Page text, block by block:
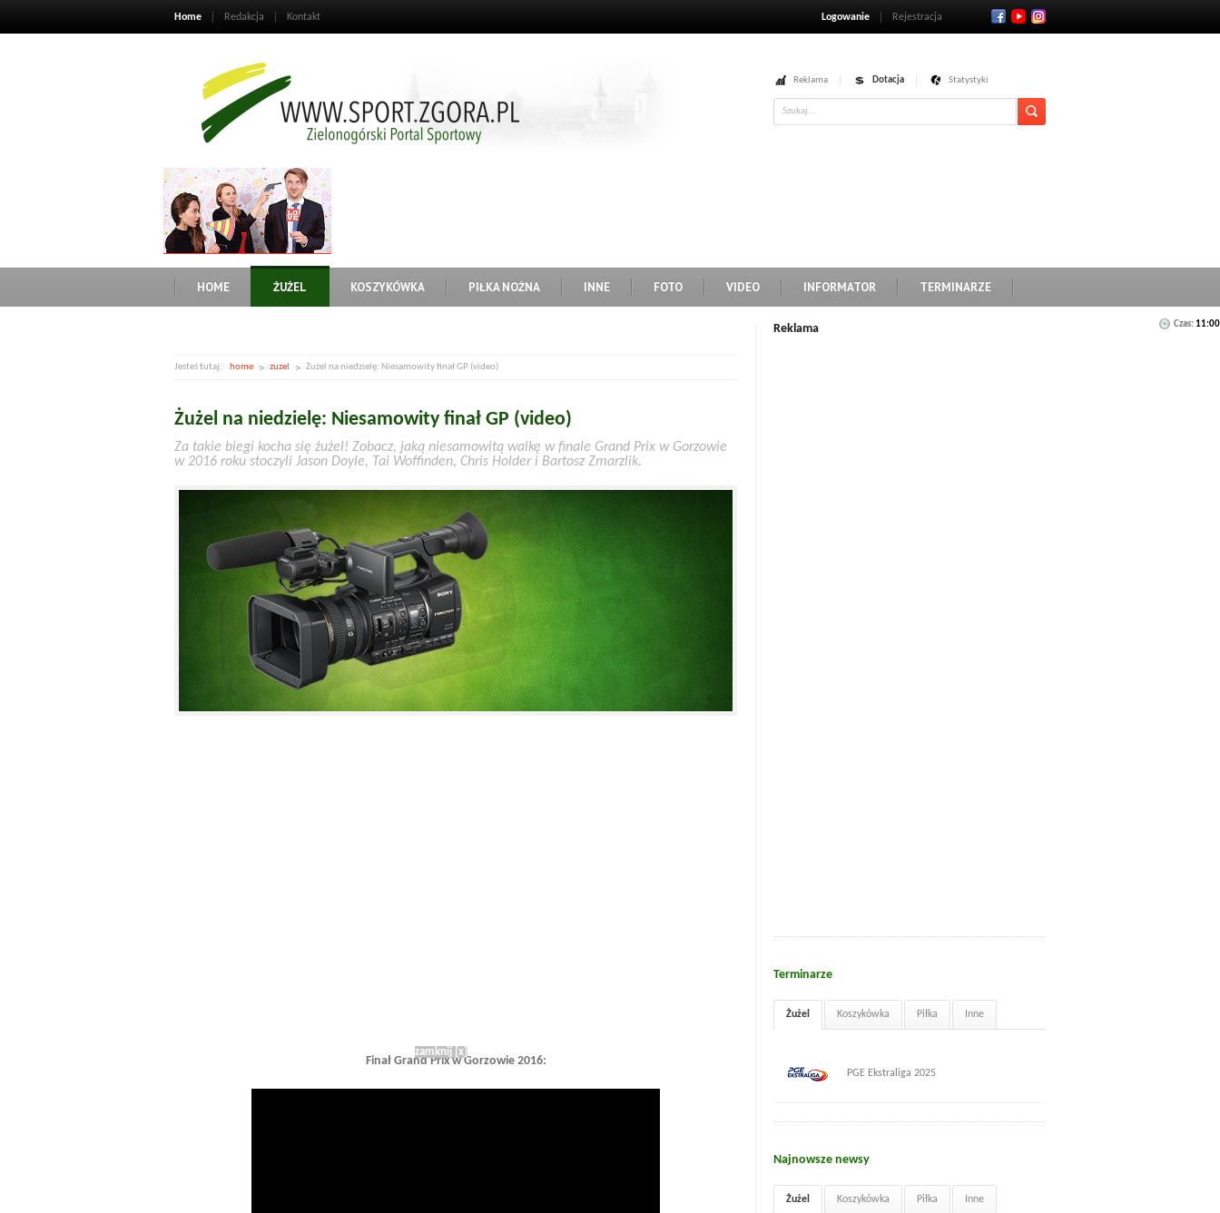
Home Redakcja Kontakt Logowanie Rejestracja
Reklama Dotacja Statystyki
HOME ŻUŻEL KOSZYKÓWKA PIŁKA NOŻNA INNE FOTO VIDEO INFORMATOR TERMINARZE
Czas: 11:00
Jesteś tutaj: home zuzel Żużel na niedzielę: Niesamowity finał GP (video)
Żużel na niedzielę: Niesamowity finał GP (video)
Za takie biegi kocha się żużel! Zobacz, jaką niesamowitą walkę w finale Grand Prix w Gorzowie
w 2016 roku stoczyli Jason Doyle, Tai Woffinden, Chris Holder i Bartosz Zmarzlik.
Finał Grand Prix w Gorzowie 2016:
zamknij [x]
Reklama
Terminarze
Żużel Koszykówka Piłka Inne
PGE Ekstraliga 2025
Najnowsze newsy
Żużel Koszykówka Piłka Inne